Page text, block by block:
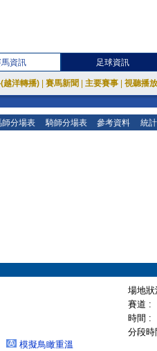
資訊 足球資訊
越洋轉播) 賽馬新聞 主要賽事 視聽播
師分場表 騎師分場表 參考資料 統
場地
賽道 :
時間 :
分段
模擬鳥瞰重溫